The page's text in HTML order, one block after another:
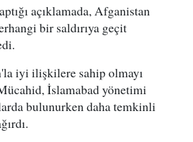
açıklamada, Afganistan
bir saldırıya geçit
iyi ilişkilere sahip olmayı
İslamabad yönetimi
bulunurken daha temkinli